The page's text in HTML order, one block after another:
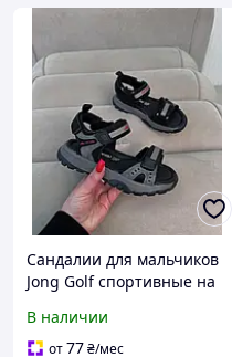
Сандалии для мальчиков
Jong Golf спортивные на
В наличии
от77₴/мес